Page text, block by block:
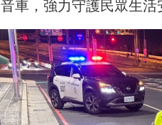
車，強力守護民眾生活